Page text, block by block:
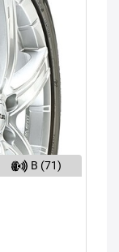
B (71)